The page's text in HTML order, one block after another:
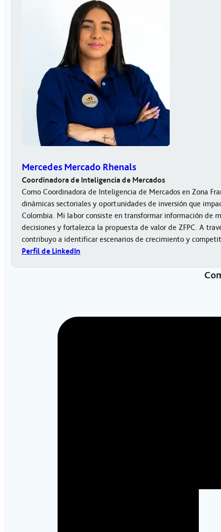
Mercedes Mercado Rhenals
Coordinadora de Inteligencia de Mercados
Como Coordinadora de Inteligencia de Mercados en Zona
dinámicas sectoriales y oportunidades de inversión que
Colombia. Mi labor consiste en transformar información de
decisiones y fortalezca la propuesta de valor de ZFPC. A
contribuyo a identificar escenarios de crecimiento y
Perfil de LinkedIn